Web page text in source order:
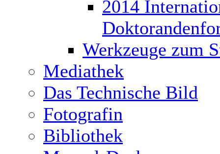
2014
Werkzeuge zum
Mediathek
Das Technische Bild
Fotografin
Bibliothek